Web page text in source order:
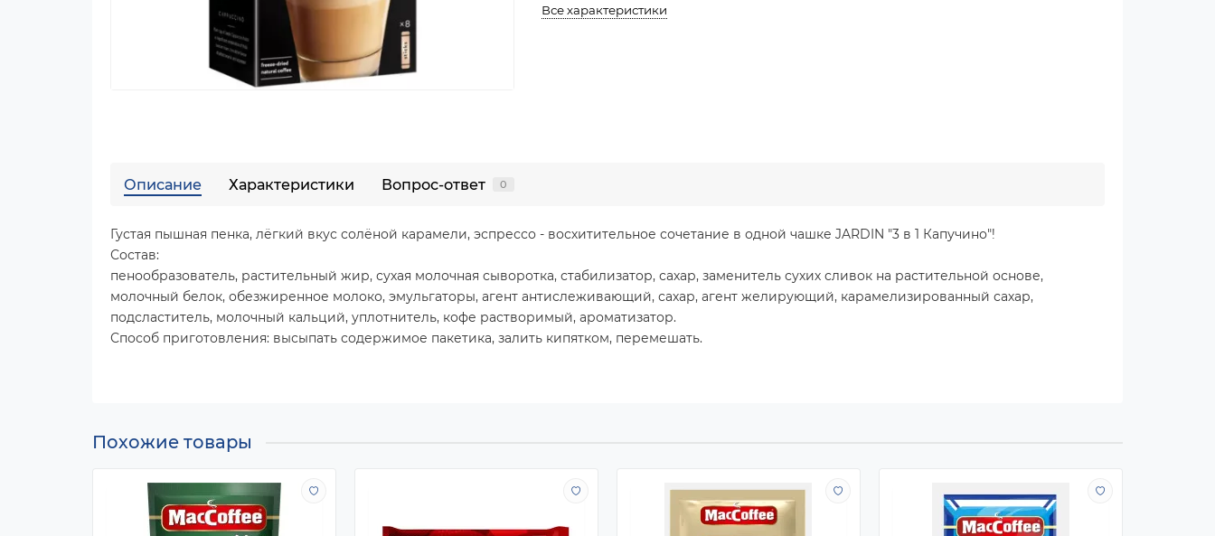
Все характеристики
Описание Характеристики Вопрос-ответ 0
Густая пышная пенка, лёгкий вкус солёной карамели, эспрессо - восхитительное сочетание в одной чашке JARDIN "3 в 1 Капучино"!
Состав:
пенообразователь, растительный жир, сухая молочная сыворотка, стабилизатор, сахар, заменитель сухих сливок на растительной основе,
молочный белок, обезжиренное молоко, эмульгаторы, агент антислеживающий, сахар, агент желирующий, карамелизированный сахар,
подсластитель, молочный кальций, уплотнитель, кофе растворимый, ароматизатор.
Способ приготовления: высыпать содержимое пакетика, залить кипятком, перемешать.
Похожие товары